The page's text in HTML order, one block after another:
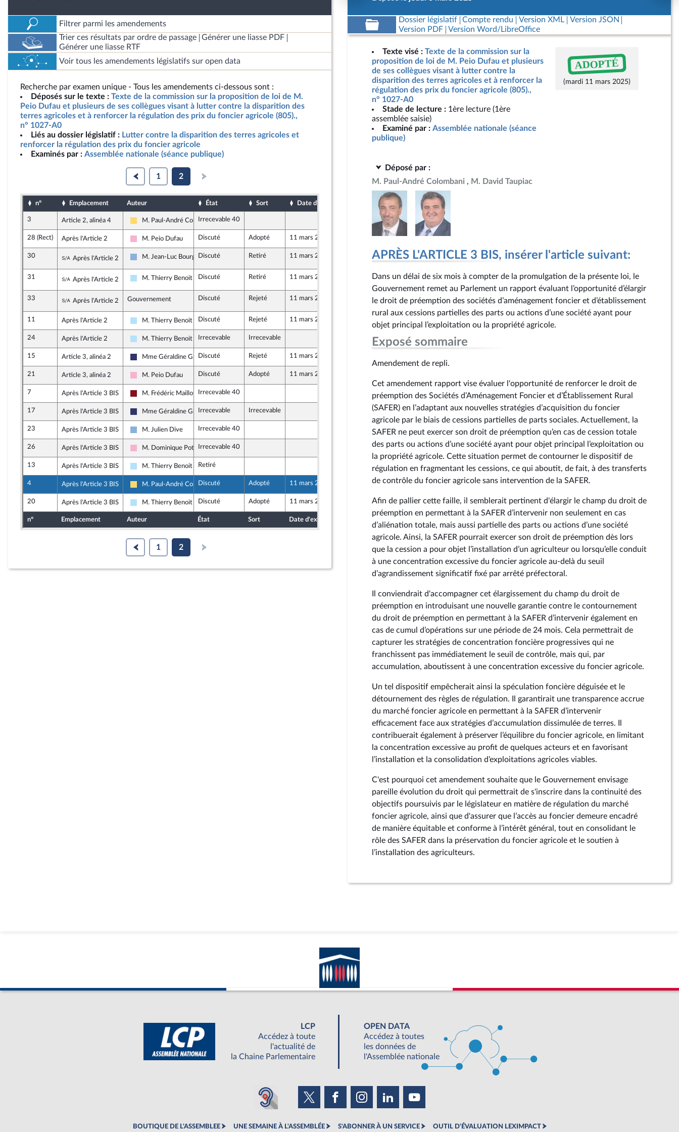
Filtrer parmi les amendements
Trier ces résultats par ordre de passage
Générer une liasse PDF
Générer une liasse RTF
Voir tous les amendements législatifs sur open data
Recherche par examen unique - Tous les amendements ci-dessous sont :
Déposés sur le texte : Texte de la commission sur la proposition de loi de M.
Peio Dufau et plusieurs de ses collègues visant à lutter contre la disparition des
terres agricoles et à renforcer la régulation des prix du foncier agricole (805).,
n° 1027-A0
Liés au dossier législatif : Lutter contre la disparition des terres agricoles et
renforcer la régulation des prix du foncier agricole
Examinés par : Assemblée nationale (séance publique)
1 2
n° Emplacement Auteur État Sort Date d'examen Date de dépôt
3 Article 2, alinéa 4
Libertés, Indépendants, Outre-mer et Territoires
M. Paul-André ColombaniIrrecevable 40 6 mars 2025
28 (Rect) Après l'Article 2
Socialistes et apparentés
M. Peio Dufau Discuté Adopté 11 mars 2025 7 mars 2025
30 Sous-amendement de l'amendement n°28 (Rect)
Après l'Article 2 Droite Républicaine
M. Jean-Luc BourgeauxDiscuté Retiré 11 mars 2025 11 mars 2025
31 Sous-amendement de l'amendement n°28 (Rect)
Après l'Article 2 Horizons & Indépendants
M. Thierry Benoit Discuté Retiré 11 mars 2025 11 mars 2025
33 Sous-amendement de l'amendement n°28 (Rect)
Après l'Article 2 Gouvernement Discuté Rejeté 11 mars 2025 11 mars 2025
11 Après l'Article 2
Horizons & Indépendants
M. Thierry Benoit Discuté Rejeté 11 mars 2025
24 Après l'Article 2
Horizons & Indépendants
M. Thierry Benoit Irrecevable Irrecevable 7 mars 2025
15 Article 3, alinéa 2
Rassemblement National
Mme Géraldine Grangier
Discuté Rejeté 11 mars 2025
21 Article 3, alinéa 2
Socialistes et apparentés
M. Peio Dufau Discuté Adopté 11 mars 2025
7 Après l'Article 3 BIS
Gauche Démocrate et Républicaine
M. Frédéric Maillot Irrecevable 40 7 mars 2025
17 Après l'Article 3 BIS
Rassemblement National
Mme Géraldine GrangierIrrecevable Irrecevable 7 mars 2025
23 Après l'Article 3 BIS
Droite Républicaine
M. Julien Dive Irrecevable 40 7 mars 2025
26 Après l'Article 3 BIS
Socialistes et apparentés
M. Dominique PotierIrrecevable 40 7 mars 2025
13 Après l'Article 3 BIS
Horizons & Indépendants
M. Thierry Benoit Retiré 7 mars 2025
4 Après l'Article 3 BIS
Libertés, Indépendants, Outre-mer et Territoires
M. Paul-André Colombani
Discuté Adopté 11 mars 2025 6 mars 2025
20 Après l'Article 3 BIS
Horizons & Indépendants
M. Thierry Benoit Discuté Adopté 11 mars 2025 7 mars 2025
n° Emplacement Auteur État Sort Date d'examen
1 2
Dossier législatif Compte rendu Version XML
Version JSON
Version PDF
Version Word/LibreOffice
Texte visé : Texte de la commission sur la
proposition de loi de M. Peio Dufau et plusieurs
de ses collègues visant à lutter contre la
disparition des terres agricoles et à renforcer la
régulation des prix du foncier agricole (805).,
n° 1027-A0
Stade de lecture : 1ère lecture (1ère
assemblée saisie)
Examiné par : Assemblée nationale (séance
publique)
ADOPTÉ
(mardi 11 mars 2025)
Déposé par :
M. Paul-André Colombani
M. David Taupiac
APRÈS L'ARTICLE 3 BIS, insérer l'article suivant:
Dans un délai de six mois à compter de la promulgation de la présente loi, le
Gouvernement remet au Parlement un rapport évaluant l’opportunité d’élargir
le droit de préemption des sociétés d’aménagement foncier et d’établissement
rural aux cessions partielles des parts ou actions d’une société ayant pour
objet principal l’exploitation ou la propriété agricole.
Exposé sommaire
Amendement de repli.
Cet amendement rapport vise évaluer l'opportunité de renforcer le droit de
préemption des Sociétés d’Aménagement Foncier et d’Établissement Rural
(SAFER) en l’adaptant aux nouvelles stratégies d’acquisition du foncier
agricole par le biais de cessions partielles de parts sociales. Actuellement, la
SAFER ne peut exercer son droit de préemption qu’en cas de cession totale
des parts ou actions d’une société ayant pour objet principal l’exploitation ou
la propriété agricole. Cette situation permet de contourner le dispositif de
régulation en fragmentant les cessions, ce qui aboutit, de fait, à des transferts
de contrôle du foncier agricole sans intervention de la SAFER.
Afin de pallier cette faille, il semblerait pertinent d'élargir le champ du droit de
préemption en permettant à la SAFER d’intervenir non seulement en cas
d’aliénation totale, mais aussi partielle des parts ou actions d’une société
agricole. Ainsi, la SAFER pourrait exercer son droit de préemption dès lors
que la cession a pour objet l’installation d’un agriculteur ou lorsqu’elle conduit
à une concentration excessive du foncier agricole au-delà du seuil
d’agrandissement significatif fixé par arrêté préfectoral.
Il conviendrait d'accompagner cet élargissement du champ du droit de
préemption en introduisant une nouvelle garantie contre le contournement
du droit de préemption en permettant à la SAFER d’intervenir également en
cas de cumul d’opérations sur une période de 24 mois. Cela permettrait de
capturer les stratégies de concentration foncière progressives qui ne
franchissent pas immédiatement le seuil de contrôle, mais qui, par
accumulation, aboutissent à une concentration excessive du foncier agricole.
Un tel dispositif empêcherait ainsi la spéculation foncière déguisée et le
détournement des règles de régulation. Il garantirait une transparence accrue
du marché foncier agricole en permettant à la SAFER d’intervenir
efficacement face aux stratégies d’accumulation dissimulée de terres. Il
contribuerait également à préserver l’équilibre du foncier agricole, en limitant
la concentration excessive au profit de quelques acteurs et en favorisant
l’installation et la consolidation d’exploitations agricoles viables.
C'est pourquoi cet amendement souhaite que le Gouvernement envisage
pareille évolution du droit qui permettrait de s'inscrire dans la continuité des
objectifs poursuivis par le législateur en matière de régulation du marché
foncier agricole, ainsi que d'assurer que l’accès au foncier demeure encadré
de manière équitable et conforme à l’intérêt général, tout en consolidant le
rôle des SAFER dans la préservation du foncier agricole et le soutien à
l’installation des agriculteurs.
LCP
Accédez à toute
l'actualité de
la Chaine Parlementaire
OPEN DATA
Accédez à toutes
les données de
l'Assemblée nationale
BOUTIQUE DE L'ASSEMBLEE UNE SEMAINE À L'ASSEMBLÉE S'ABONNER À UN SERVICE OUTIL D'ÉVALUATION LEXIMPACT